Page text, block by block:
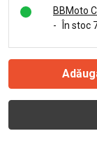
BBMoto
-
În stoc